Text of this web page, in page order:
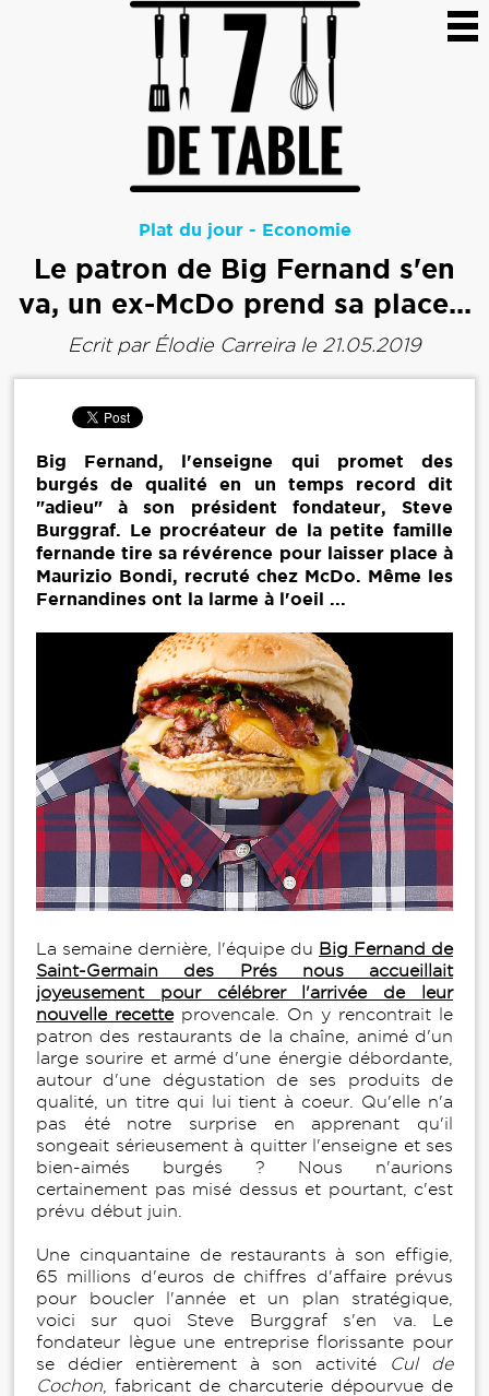
Plat du jour- Economie
Le patron de Big Fernand s'en
va, un ex-McDo prend sa place...
Ecrit par Élodie Carreirale 21.05.2019
Big Fernand, l'enseigne qui promet des
burgés de qualité en un temps record dit
"adieu" à son président fondateur, Steve
Burggraf. Le procréateur de la petite famille
fernande tire sa révérence pour laisser place à
Maurizio Bondi, recruté chez McDo. Même les
Fernandines ont la larme à l'oeil ...
La semaine dernière, l'équipe du Big Fernand de
Saint-Germain des Prés nous accueillait
joyeusement pour célébrer l'arrivée de leur
nouvelle recetteprovencale. On y rencontrait le
patron des restaurants de la chaîne, animé d'un
large sourire et armé d'une énergie débordante,
autour d'une dégustation de ses produits de
qualité, un titre qui lui tient à coeur. Qu'elle n'a
pas été notre surprise en apprenant qu'il
songeait sérieusement à quitter l'enseigne et ses
bien-aimés burgés ? Nous n'aurions
certainement pas misé dessus et pourtant, c'est
prévu début juin.
Une cinquantaine de restaurants à son effigie,
65 millions d'euros de chiffres d'affaire prévus
pour boucler l'année et un plan stratégique,
voici sur quoi Steve Burggraf s'en va. Le
fondateur lègue une entreprise florissante pour
se dédier entièrement à son activité
Cul de
Cochon , fabricant de charcuterie dépourvue de